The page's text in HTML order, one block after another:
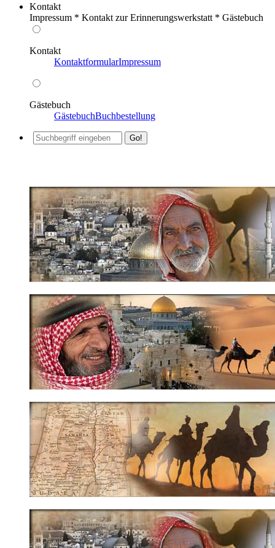
Kontakt
Impressum * Kontakt zur Erinnerungswerkstatt * Gästebuch
Kontakt
KontaktformularImpressum
Gästebuch
GästebuchBuchbestellung